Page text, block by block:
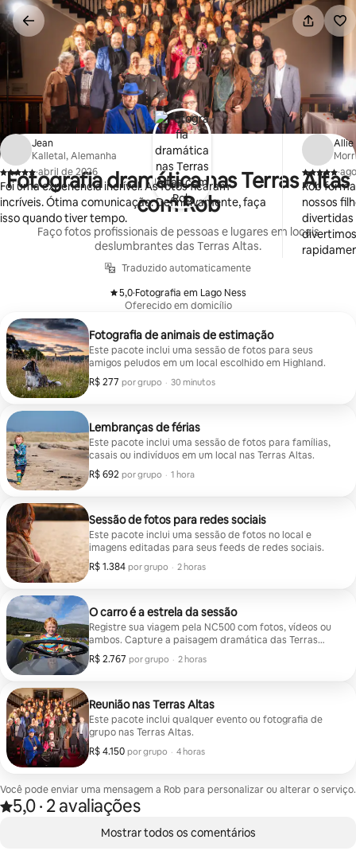
Pular
para
o
conteúdo
Fotografia dramática nas Terras Altas
com Rob
Faço fotos profissionais de pessoas e lugares em locais
deslumbrantes das Terras Altas.
Traduzido automaticamente
5,0
, ·Fotografia em Lago Ness
Oferecido em domicílio
Fotografia de animais de estimação
Este pacote inclui uma sessão de fotos para seus
amigos peludos em um local escolhido em Highland.
R$ 277 por grupo
R$ 277 por grupo
, · 30 minutos
Lembranças de férias
Este pacote inclui uma sessão de fotos para famílias,
casais ou indivíduos em um local nas Terras Altas.
R$ 692 por grupo
R$ 692 por grupo
, · 1 hora
Sessão de fotos para redes sociais
Este pacote inclui uma sessão de fotos no local e
imagens editadas para seus feeds de redes sociais.
R$ 1.384 por grupo
R$ 1.384 por grupo
, · 2 horas
O carro é a estrela da sessão
Registre sua viagem pela NC500 com fotos, vídeos ou
ambos. Capture a paisagem dramática das Terras
Altas em suas viagens pelo norte da Escócia.
R$ 2.767 por grupo
R$ 2.767 por grupo
, · 2 horas
Reunião nas Terras Altas
Este pacote inclui qualquer evento ou fotografia de
grupo nas Terras Altas.
R$ 4.150 por grupo
R$ 4.150 por grupo
, · 4 horas
Você pode enviar uma mensagem a Rob para personalizar ou alterar o serviço.
Avaliado com 5,0 de 5 estrelas, de um total de 2 avaliações
5,0
, · 2 avaliações
Jean
Kalletal, Alemanha
,
·abril de 2026
Foi uma experiência incrível. As fotos ficaram
incríveis. Ótima comunicação. Definitivamente, faça
isso quando tiver tempo.
Allie
,
·
Rob foi
nossos
divertidas
Mostrar todos os comentários